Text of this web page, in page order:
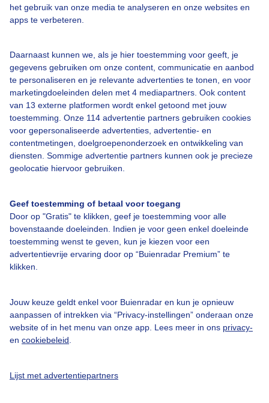
het gebruik van onze media te analyseren en onze websites en
apps te verbeteren.
Daarnaast kunnen we, als je hier toestemming voor geeft, je
gegevens gebruiken om onze content, communicatie en aanbod
te personaliseren en je relevante advertenties te tonen, en voor
marketingdoeleinden delen met 4 mediapartners. Ook content
van 13 externe platformen wordt enkel getoond met jouw
toestemming. Onze 114 advertentie partners gebruiken cookies
voor gepersonaliseerde advertenties, advertentie- en
contentmetingen, doelgroepenonderzoek en ontwikkeling van
diensten. Sommige advertentie partners kunnen ook je precieze
geolocatie hiervoor gebruiken.
Geef toestemming of betaal voor toegang
Door op "Gratis" te klikken, geef je toestemming voor alle
bovenstaande doeleinden. Indien je voor geen enkel doeleinde
toestemming wenst te geven, kun je kiezen voor een
advertentievrije ervaring door op “Buienradar Premium” te
klikken.
Jouw keuze geldt enkel voor Buienradar en kun je opnieuw
aanpassen of intrekken via “Privacy-instellingen” onderaan onze
website of in het menu van onze app. Lees meer in ons privacy-
en cookiebeleid
Lijst met advertentiepartners
Een moment geduld aub...
Over Buienradar
Contact
Toegankelijkheid
Gebruikersvoorwaarden
Buienradar Team
Privacy beleid
Cookie beleid
Gratis weerdata